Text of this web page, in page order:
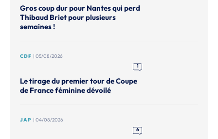
Gros coup dur pour Nantes qui perd
Thibaud Briet pour plusieurs
semaines !
CDF | 05/08/2026
1
Le tirage du premier tour de Coupe
de France féminine dévoilé
JAP | 04/08/2026
6